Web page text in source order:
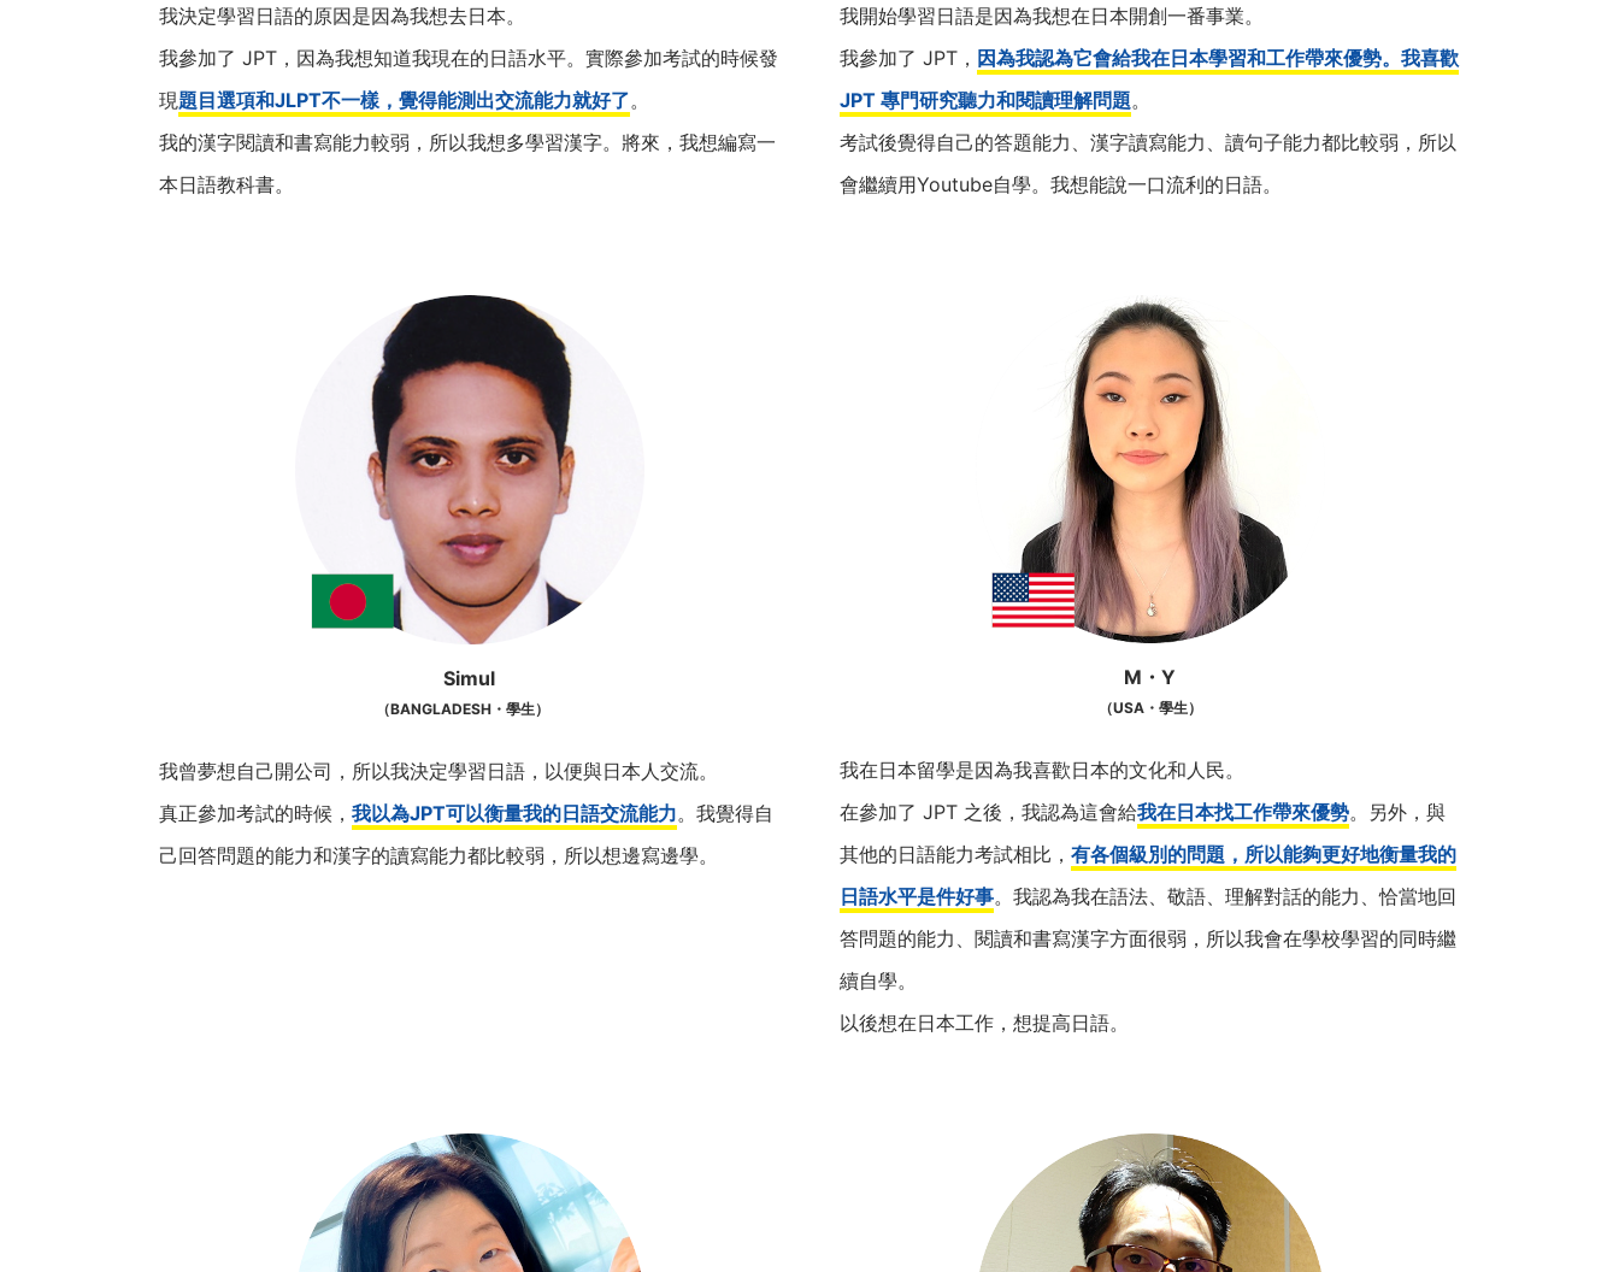
我決定學習日語的原因是因為我想去日本。
我參加了 JPT，因為我想知道我現在的日語水平。實際參加考試的時候發
現題目選項和JLPT不一樣，覺得能測出交流能力就好了。
我的漢字閱讀和書寫能力較弱，所以我想多學習漢字。將來，我想編寫一
本日語教科書。
我開始學習日語是因為我想在日本開創一番事業。
我參加了 JPT， 因為我認為它會給我在日本學習和工作帶來優勢。我喜歡
JPT 專門研究聽力和閱讀理解問題。
考試後覺得自己的答題能力、漢字讀寫能力、讀句子能力都比較弱，所以
會繼續用Youtube自學。我想能說一口流利的日語。
Simul
（BANGLADESH・學生）
我曾夢想自己開公司，所以我決定學習日語，以便與日本人交流。
真正參加考試的時候， 我以為JPT可以衡量我的日語交流能力。我覺得自
己回答問題的能力和漢字的讀寫能力都比較弱，所以想邊寫邊學。
M・Y
（USA・學生）
我在日本留學是因為我喜歡日本的文化和人民。
在參加了 JPT 之後，我認為這會給我在日本找工作帶來優勢。另外，與
其他的日語能力考試相比， 有各個級別的問題，所以能夠更好地衡量我的
日語水平是件好事。我認為我在語法、敬語、理解對話的能力、恰當地回
答問題的能力、閱讀和書寫漢字方面很弱，所以我會在學校學習的同時繼
續自學。
以後想在日本工作，想提高日語。